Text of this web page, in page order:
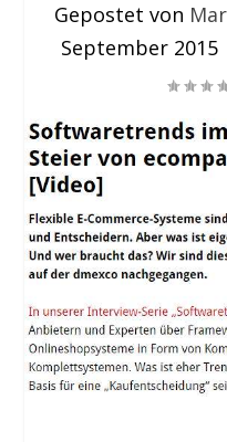
Gepostet von
September 2015